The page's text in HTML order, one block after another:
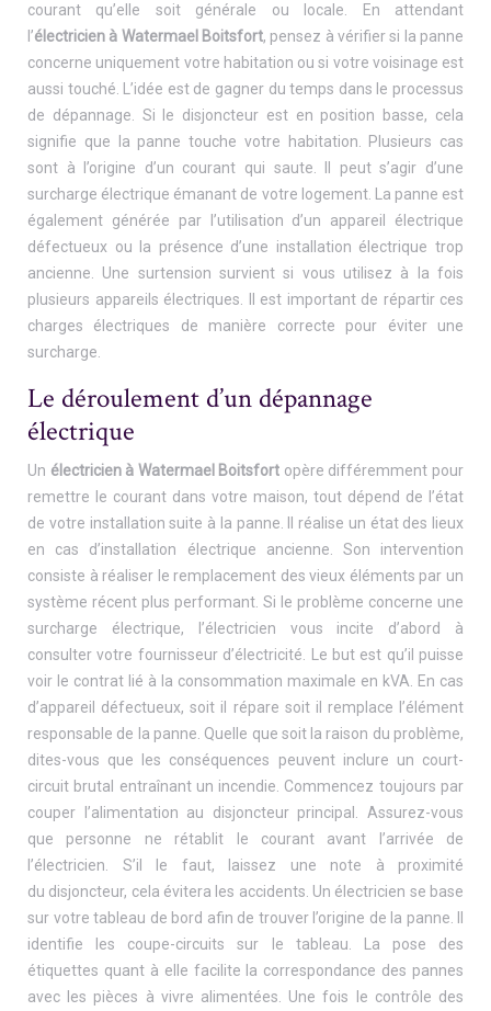
courant qu’elle soit générale ou locale. En attendant
l’électricien à Watermael Boitsfort, pensez à vérifier si la panne
concerne uniquement votre habitation ou si votre voisinage est
aussi touché. L’idée est de gagner du temps dans le processus
de dépannage. Si le disjoncteur est en position basse, cela
signifie que la panne touche votre habitation. Plusieurs cas
sont à l’origine d’un courant qui saute. Il peut s’agir d’une
surcharge électrique émanant de votre logement. La panne est
également générée par l’utilisation d’un appareil électrique
défectueux ou la présence d’une installation électrique trop
ancienne. Une surtension survient si vous utilisez à la fois
plusieurs appareils électriques. Il est important de répartir ces
charges électriques de manière correcte pour éviter une
surcharge.
Le déroulement d’un dépannage
électrique
Un électricien à Watermael Boitsfort opère différemment pour
remettre le courant dans votre maison, tout dépend de l’état
de votre installation suite à la panne. Il réalise un état des lieux
en cas d’installation électrique ancienne. Son intervention
consiste à réaliser le remplacement des vieux éléments par un
système récent plus performant. Si le problème concerne une
surcharge électrique, l’électricien vous incite d’abord à
consulter votre fournisseur d’électricité. Le but est qu’il puisse
voir le contrat lié à la consommation maximale en kVA. En cas
d’appareil défectueux, soit il répare soit il remplace l’élément
responsable de la panne. Quelle que soit la raison du problème,
dites-vous que les conséquences peuvent inclure un court-
circuit brutal entraînant un incendie. Commencez toujours par
couper l’alimentation au disjoncteur principal. Assurez-vous
que personne ne rétablit le courant avant l’arrivée de
l’électricien. S’il le faut, laissez une note à proximité
du disjoncteur, cela évitera les accidents. Un électricien se base
sur votre tableau de bord afin de trouver l’origine de la panne. Il
identifie les coupe-circuits sur le tableau. La pose des
étiquettes quant à elle facilite la correspondance des pannes
avec les pièces à vivre alimentées. Une fois le contrôle des